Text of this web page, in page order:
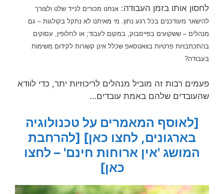
לחסון אותו בזמן העבודה: אנחנו מכורים לנייד שלנו ולצורך
להישאר מעודכנים בכל רגע נתון. מי מאיתנו לא נתקל בקולגות – גם
מנהלים – ששקועים בפייסבוק, במקום לעבוד; או לחלופין, עסוקים
בהתכתבויות פרטיות בוואטסאפ שכלל אינן קשורות לקידום משימות
בעבודה?
פעמים רבות זה מוביל מנהלים לריכוזיות יתר, כדי לוודא
שהעובדים שלהם באמת עובדים…
[לאוסף המאמרים על טכנולוגיה
בארגונים, לחצו כאן] [להרחבת
המושג 'אין ארוחות חינם' – לחצו
כאן]